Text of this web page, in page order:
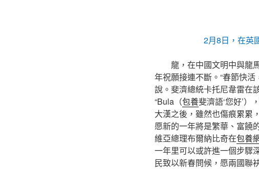
2月8日，在英
龍，在中國文明中與龍
年祝願接連不斷。“春節快
說。斐濟總統卡托尼韋雷在
“Bula（包養斐濟語‘您好’
大漢之後，雖然也傷痕累累
愿新的一年將是繁華、富饒
維亞總理布爾納比奇在包養
一年里可以或許進一個步驟
民致以新春問候，愿兩國聯